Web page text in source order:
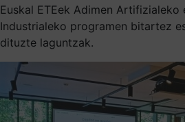
Euskal ETEek Adimen Artifizialeko
Industrialeko programen bitartez
dituzte laguntzak.